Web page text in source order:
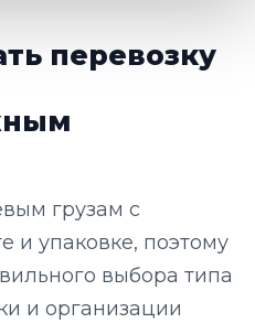
перевозку
грузам с
и упаковке, поэтому
выбора типа
и организации